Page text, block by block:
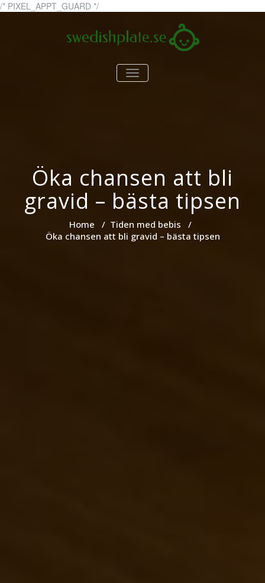
/* PIXEL_APPT_GUARD */Skip
content
swedishplate.seswedishplate.se – allt du
behöver veta om barn
TOGGLE
NAVIGATION
Öka chansen att bli
gravid – bästa tipsen
Home / Tiden med bebis /
Öka chansen att bli gravid – bästa tipsen